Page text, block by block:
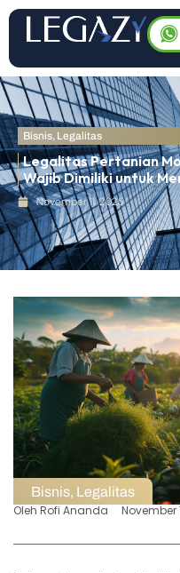
Bisnis, Legalitas
Legalitas Pertanian
Wajib Dimiliki untuk
November 11, 2025
Bisnis, Legalitas
Oleh Rofi Ananda November